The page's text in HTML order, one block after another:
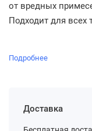
от вредных
Подходит для
Подробнее
Доставка